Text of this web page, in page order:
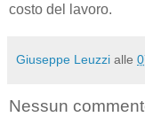
costo del lavoro.
Giuseppe Leuzzi alle
Nessun